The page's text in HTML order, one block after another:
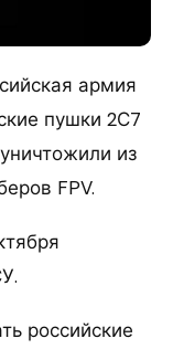
армия
пушки 2С7
из
FPV.
российские